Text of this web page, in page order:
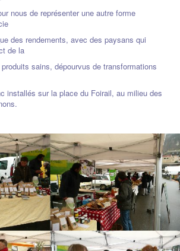
nous de représenter une autre forme
des rendements, avec des paysans qui
de la
sains, dépourvus de transformations
installés sur la place du Foirail, au milieu des